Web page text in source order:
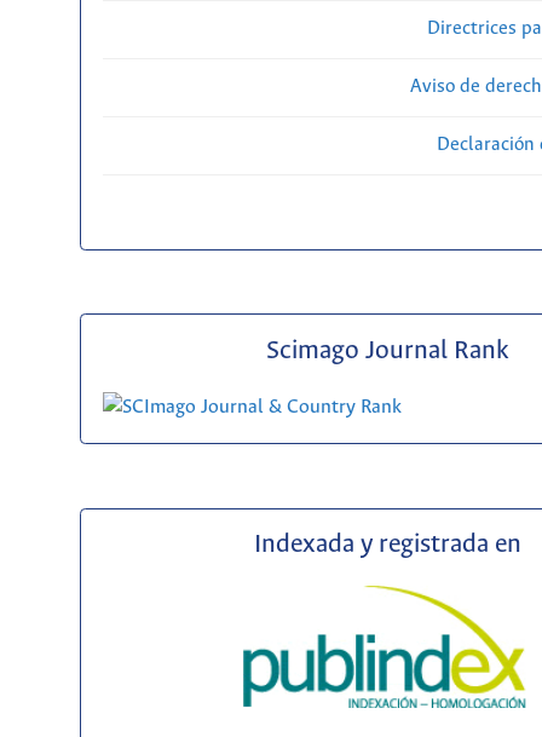
Directrices
Aviso de
Scimago Journal Rank
Indexada y registrada en